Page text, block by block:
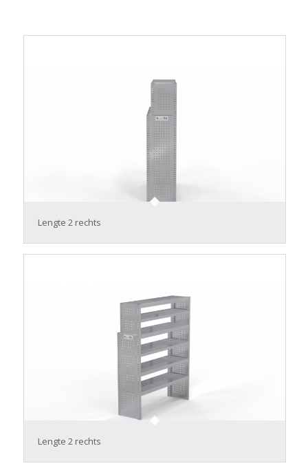
Lengte 2 rechts
Lengte 2 rechts